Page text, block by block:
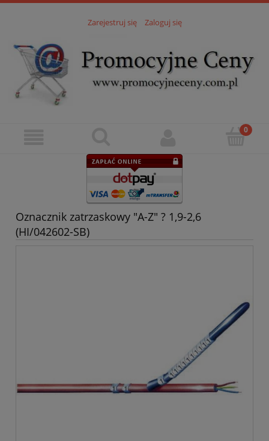
Zarejestruj się Zaloguj się
Oznacznik zatrzaskowy "A-Z" ? 1,9-2,6
(HI/042602-SB)